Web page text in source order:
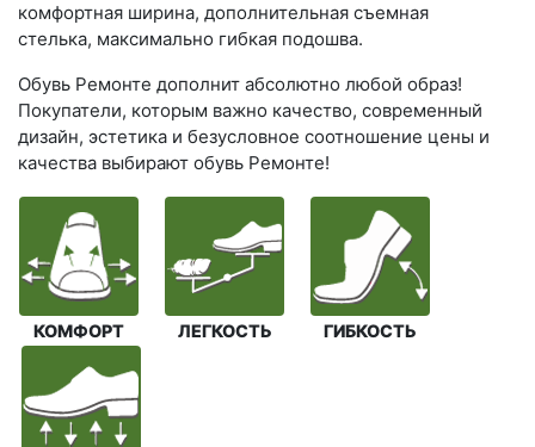
комфортная ширина, дополнительная съемная
стелька, максимально гибкая подошва.
Обувь Ремонте дополнит абсолютно любой образ!
Покупатели, которым важно качество, современный
дизайн, эстетика и безусловное соотношение цены и
качества выбирают обувь Ремонте!
КОМФОРТ ЛЕГКОСТЬ ГИБКОСТЬ